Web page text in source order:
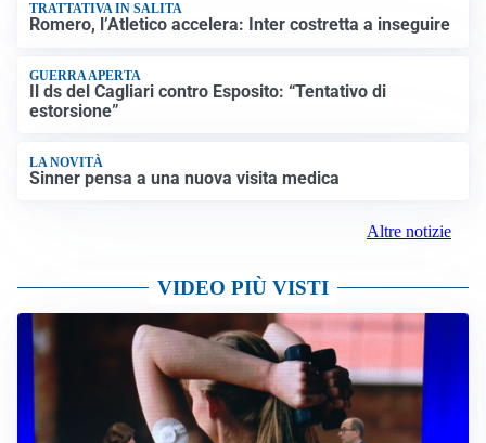
TRATTATIVA IN SALITA
Romero, l’Atletico accelera: Inter costretta a inseguire
GUERRA APERTA
Il ds del Cagliari contro Esposito: “Tentativo di
estorsione”
LA NOVITÀ
Sinner pensa a una nuova visita medica
Altre notizie
VIDEO PIÙ VISTI